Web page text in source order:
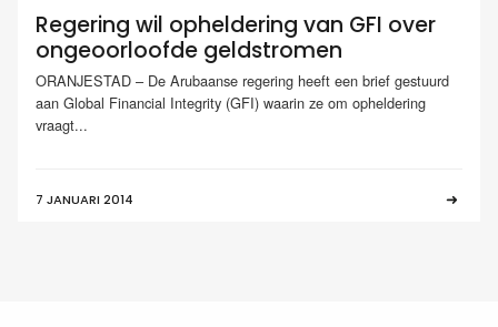
Regering wil opheldering van GFI over
ongeoorloofde geldstromen
ORANJESTAD – De Arubaanse regering heeft een brief gestuurd
aan Global Financial Integrity (GFI) waarin ze om opheldering
vraagt...
7 JANUARI 2014